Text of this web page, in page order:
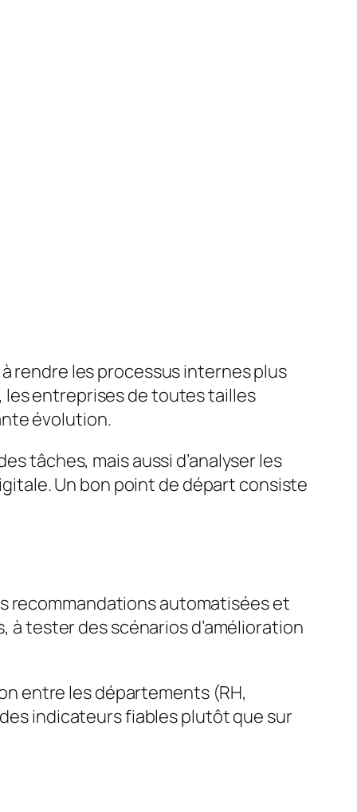
rendre les processus internes plus
les entreprises de toutes tailles
évolution.
tâches, mais aussi d’analyser les
Un bon point de départ consiste
recommandations automatisées et
à tester des scénarios d’amélioration
entre les départements (RH,
indicateurs fiables plutôt que sur